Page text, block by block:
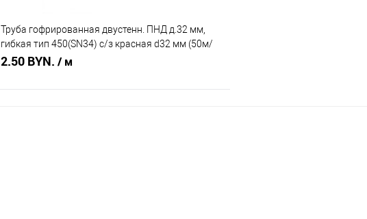
Труба гофрированная двустенн. ПНД д.32 мм,
гибкая тип 450(SN34) с/з красная d32 мм (50м/
уп)
2.50 BYN. / м